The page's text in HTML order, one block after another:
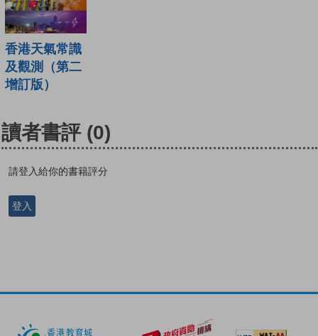
香港天氣常識
及觀測（第二
增訂版）
讀者書評 (0)
請登入給你的書籍評分
登入